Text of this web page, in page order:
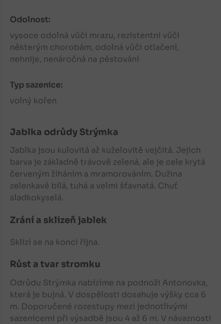
Odolnost:
vysoce odolná vůči mrazu, rezistentní vůči
některým chorobám, odolná vůči otlačení,
nehnije, nenáročná na pěstování
Typ sazenice:
volný kořen
Jablka odrůdy Strýmka
Jablka jsou kulovitá až kuželovitě vejčitá. Jejich
barva je základně trávově zelená, ale je cele krytá
červeným žíháním a mramorováním. Dužina
zelenkavě bílá, tuhá a velmi šťavnatá. Chuť
sladkokyselá.
Zrání a sklizeň jablek
Sklízí se na konci října.
Růst a tvar stromku
Odrůdu Strýmka nabízíme na podnoži Antonovka,
která je bujná. V dospělosti dosahuje výšky cca 6
m. Doporučené rozestupy mezi jednotlivými
sazenicemi při výsadbě jsou 4 až 6 m. V návaznosti